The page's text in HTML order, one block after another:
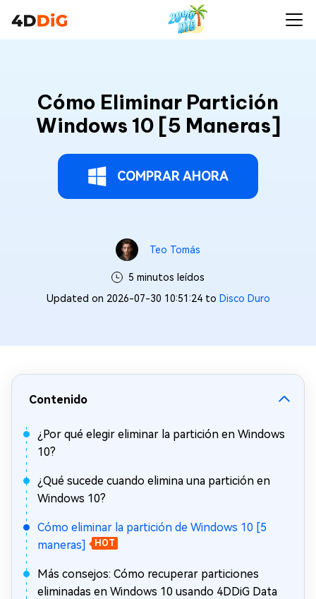
Cómo Eliminar Partición
Windows 10 [5 Maneras]
COMPRAR AHORA
Teo Tomás
5 minutos leídos
Updated on 2026-07-30 10:51:24 to Disco Duro
Contenido
¿Por qué elegir eliminar la partición en Windows
10?
¿Qué sucede cuando elimina una partición en
Windows 10?
Cómo eliminar la partición de Windows 10 [5
maneras]
HOT
Más consejos: Cómo recuperar particiones
eliminadas en Windows 10 usando 4DDiG Data